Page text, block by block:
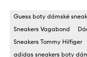
Guess boty dámské
Sneakers Vagabond
Sneakers Tommy Hilfiger
adidas sneakers boty